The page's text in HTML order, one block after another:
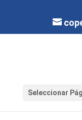
Seleccionar